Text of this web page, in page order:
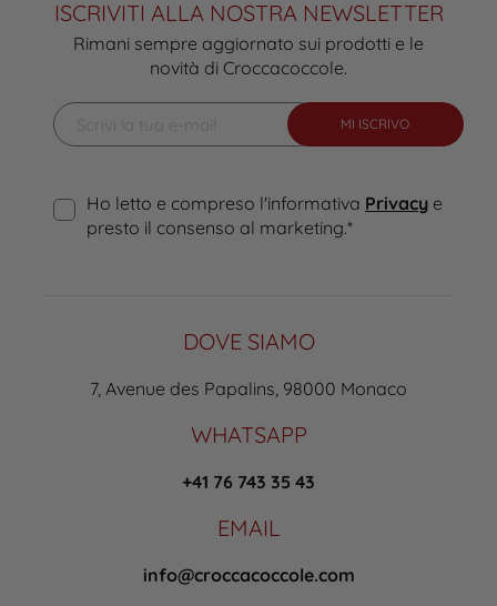
ISCRIVITI ALLA NOSTRA NEWSLETTER
Rimani sempre aggiornato sui prodotti e le
novità di Croccacoccole.
MI ISCRIVO
Ho letto e compreso l'informativa Privacye
presto il consenso al marketing.*
DOVE SIAMO
7, Avenue des Papalins, 98000 Monaco
WHATSAPP
+41 76 743 35 43
EMAIL
info@croccacoccole.com